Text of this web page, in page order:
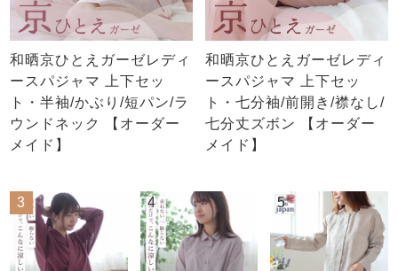
和晒京ひとえガーゼレディ
ースパジャマ 上下セッ
ト・半袖/かぶり/短パン/ラ
ウンドネック 【オーダー
メイド】
和晒京ひとえガーゼレディ
ースパジャマ 上下セッ
ト・七分袖/前開き/襟なし/
七分丈ズボン 【オーダー
メイド】
3 4 5